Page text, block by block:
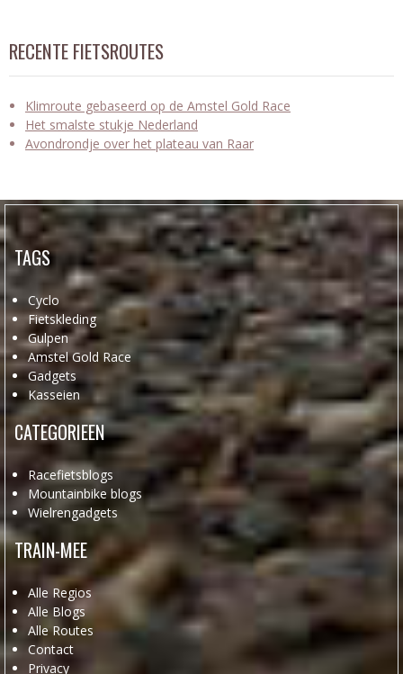
RECENTE FIETSROUTES
Klimroute gebaseerd op de Amstel Gold Race
Het smalste stukje Nederland
Avondrondje over het plateau van Raar
TAGS
Cyclo
Fietskleding
Gulpen
Amstel Gold Race
Gadgets
Kasseien
CATEGORIEEN
Racefietsblogs
Mountainbike blogs
Wielrengadgets
TRAIN-MEE
Alle Regios
Alle Blogs
Alle Routes
Contact
Privacy